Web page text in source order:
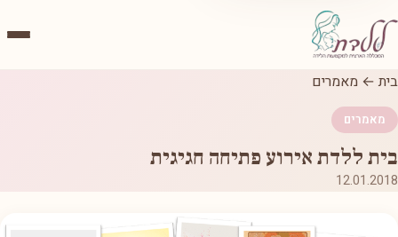
בית ← מאמרים
מאמרים
בית ללדת אירוע פתיחה חגיגית
12.01.2018